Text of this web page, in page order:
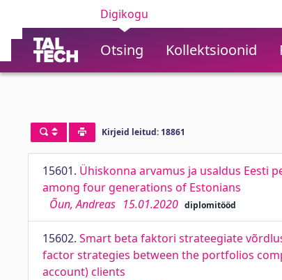
Digikogu
Otsing Kollektsioonid
Kirjeid leitud: 18861
15601. Ühiskonna arvamus ja usaldus Eesti
among four generations of Estonians
Õun, Andreas 15.01.2020 diplomitööd
15602. Smart beta faktori strateegiate
factor strategies between the portfolios
account) clients